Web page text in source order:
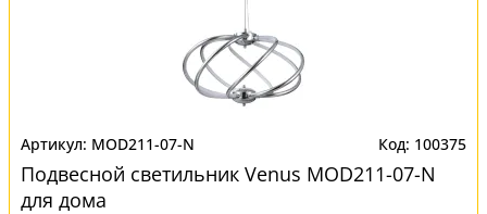
MOD211-07-N 100375
Подвесной светильник Venus MOD211-07-N
для дома